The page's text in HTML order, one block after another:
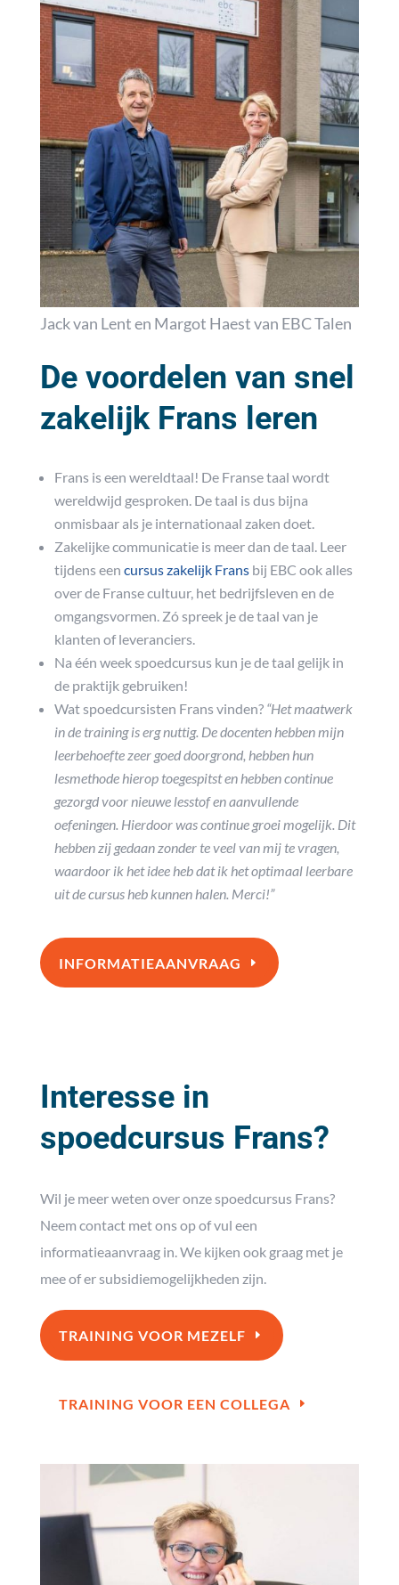
Jack van Lent en Margot Haest van EBC Talen
De voordelen van snel
zakelijk Frans leren
Frans is een wereldtaal! De Franse taal wordt
wereldwijd gesproken. De taal is dus bijna
onmisbaar als je internationaal zaken doet.
Zakelijke communicatie is meer dan de taal. Leer
tijdens een cursus zakelijk Fransbij EBC ook alles
over de Franse cultuur, het bedrijfsleven en de
omgangsvormen. Zó spreek je de taal van je
klanten of leveranciers.
Na één week spoedcursus kun je de taal gelijk in
de praktijk gebruiken!
Wat spoedcursisten Frans vinden? “Het maatwerk
in de training is erg nuttig. De docenten hebben mijn
leerbehoefte zeer goed doorgrond, hebben hun
lesmethode hierop toegespitst en hebben continue
gezorgd voor nieuwe lesstof en aanvullende
oefeningen. Hierdoor was continue groei mogelijk. Dit
hebben zij gedaan zonder te veel van mij te vragen,
waardoor ik het idee heb dat ik het optimaal leerbare
uit de cursus heb kunnen halen. Merci!”
INFORMATIEAANVRAAG
Interesse in
spoedcursus Frans?
Wil je meer weten over onze spoedcursus Frans?
Neem contact met ons op of vul een
informatieaanvraag in. We kijken ook graag met je
mee of er subsidiemogelijkheden zijn.
TRAINING VOOR MEZELF
TRAINING VOOR EEN COLLEGA